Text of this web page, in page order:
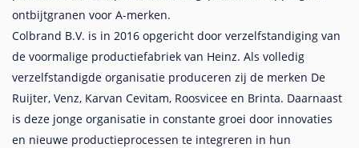
ontbijtgranen voor A-merken.
Colbrand B.V. is in 2016 opgericht door verzelfstandiging van
de voormalige productiefabriek van Heinz. Als volledig
verzelfstandigde organisatie produceren zij de merken De
Ruijter, Venz, Karvan Cevitam, Roosvicee en Brinta. Daarnaast
is deze jonge organisatie in constante groei door innovaties
en nieuwe productieprocessen te integreren in hun